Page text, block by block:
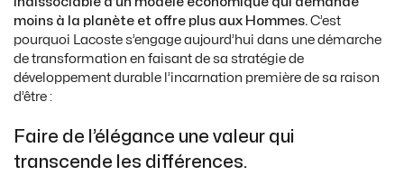
moins à la planète et offre plus aux Hommes. C’est
pourquoi Lacoste s’engage aujourd’hui dans une démarche
de transformation en faisant de sa stratégie de
développement durable l’incarnation première de sa raison
d’être :
Faire de l’élégance une valeur qui
transcende les différences.